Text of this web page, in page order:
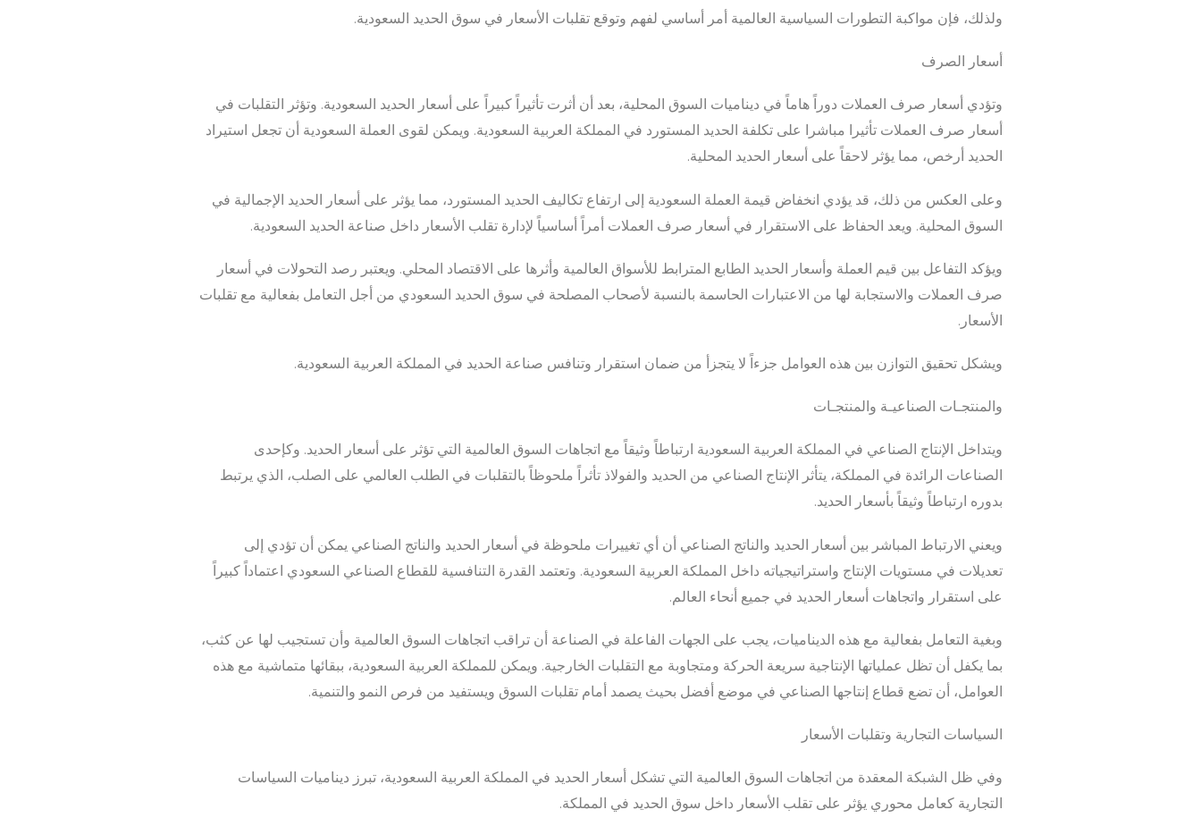
ولذلك، فإن مواكبة التطورات السياسية العالمية أمر أساسي لفهم وتوقع تقلبات الأسعار في سوق الحديد السعودية.
أسعار الصرف
وتؤدي أسعار صرف العملات دوراً هاماً في ديناميات السوق المحلية، بعد أن أثرت تأثيراً كبيراً على أسعار الحديد السعودية. وتؤثر التقلبات في
أسعار صرف العملات تأثيرا مباشرا على تكلفة الحديد المستورد في المملكة العربية السعودية. ويمكن لقوى العملة السعودية أن تجعل استيراد
الحديد أرخص، مما يؤثر لاحقاً على أسعار الحديد المحلية.
وعلى العكس من ذلك، قد يؤدي انخفاض قيمة العملة السعودية إلى ارتفاع تكاليف الحديد المستورد، مما يؤثر على أسعار الحديد الإجمالية في
السوق المحلية. ويعد الحفاظ على الاستقرار في أسعار صرف العملات أمراً أساسياً لإدارة تقلب الأسعار داخل صناعة الحديد السعودية.
ويؤكد التفاعل بين قيم العملة وأسعار الحديد الطابع المترابط للأسواق العالمية وأثرها على الاقتصاد المحلي. ويعتبر رصد التحولات في أسعار
صرف العملات والاستجابة لها من الاعتبارات الحاسمة بالنسبة لأصحاب المصلحة في سوق الحديد السعودي من أجل التعامل بفعالية مع تقلبات
الأسعار.
ويشكل تحقيق التوازن بين هذه العوامل جزءاً لا يتجزأ من ضمان استقرار وتنافس صناعة الحديد في المملكة العربية السعودية.
والمنتجـات الصناعيـة والمنتجـات
ويتداخل الإنتاج الصناعي في المملكة العربية السعودية ارتباطاً وثيقاً مع اتجاهات السوق العالمية التي تؤثر على أسعار الحديد. وكإحدى
الصناعات الرائدة في المملكة، يتأثر الإنتاج الصناعي من الحديد والفولاذ تأثراً ملحوظاً بالتقلبات في الطلب العالمي على الصلب، الذي يرتبط
بدوره ارتباطاً وثيقاً بأسعار الحديد.
ويعني الارتباط المباشر بين أسعار الحديد والناتج الصناعي أن أي تغييرات ملحوظة في أسعار الحديد والناتج الصناعي يمكن أن تؤدي إلى
تعديلات في مستويات الإنتاج واستراتيجياته داخل المملكة العربية السعودية. وتعتمد القدرة التنافسية للقطاع الصناعي السعودي اعتماداً كبيراً
على استقرار واتجاهات أسعار الحديد في جميع أنحاء العالم.
وبغية التعامل بفعالية مع هذه الديناميات، يجب على الجهات الفاعلة في الصناعة أن تراقب اتجاهات السوق العالمية وأن تستجيب لها عن كثب،
بما يكفل أن تظل عملياتها الإنتاجية سريعة الحركة ومتجاوبة مع التقلبات الخارجية. ويمكن للمملكة العربية السعودية، ببقائها متماشية مع هذه
العوامل، أن تضع قطاع إنتاجها الصناعي في موضع أفضل بحيث يصمد أمام تقلبات السوق ويستفيد من فرص النمو والتنمية.
السياسات التجارية وتقلبات الأسعار
وفي ظل الشبكة المعقدة من اتجاهات السوق العالمية التي تشكل أسعار الحديد في المملكة العربية السعودية، تبرز ديناميات السياسات
التجارية كعامل محوري يؤثر على تقلب الأسعار داخل سوق الحديد في المملكة.